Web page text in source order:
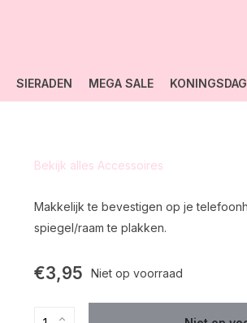
SIERADEN MEGA SALE
Bekijk alles Accessoires
Makkelijk te bevestigen op je
spiegel/raam te plakken.
€3,95 Niet op voorraad